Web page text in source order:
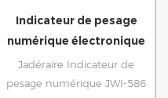
Indicateur de pesage
numérique électronique
pour la balance de la
plate-forme
Jadéraire Indicateur de
pesage numérique JWI-586